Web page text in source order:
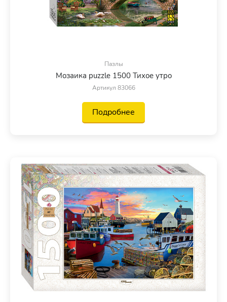
Пазлы
Мозаика puzzle 1500 Тихое утро
Артикул 83066
Подробнее